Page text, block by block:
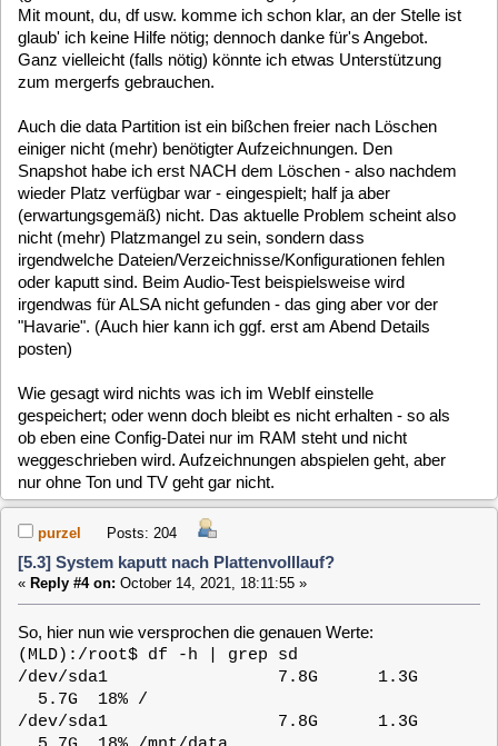
weggeschrieben wird. Aufzeichnungen abspielen geht, aber
nur ohne Ton und TV geht gar nicht.
purzel Posts: 204
[5.3] System kaputt nach Plattenvolllauf?
So, hier nun wie versprochen die genauen Werte:
(MLD):/root$ df -h | grep sd
/dev/sda1 7.8G 1.3G
5.7G 18% /
/dev/sda1 7.8G 1.3G
5.7G 18% /mnt/data
/dev/sda2 457.7G 421.2G
36.6G 92% /mnt/sda2
data:sda2 465.5G 422.4G
42.3G 91% /data
was bestimmt falsch ist. Sie hat den Zeitstempel vom Boot-
Zeitpunkt.
clausmuus Posts: 21462
[5.3] System kaputt nach Plattenvolllauf?
«Reply #5 on:October 14, 2021, 19:05:40 »
Ich sehe Das bei Dir sowohl die Root Partition als auch eine
Datenpartition für die Daten verwendet werden. Das ist eine
Kombination die mir nicht als Standard bekannt vorkommt.
Am besten gehst Du einmal in's Setup und entfernst das
möglich sein (ich kenne die MLD-5.3 nicht mehr so genau),
kannst Du in der /etc/fstab den Mergerfs Mount entfernen und
/dev/sda2 direkt nach /data mounten.
Um Deine defekten bzw. fehlenden Konfigurations Dateien
wieder herzustellen, kannst Du Dir diese aus einem älterem
Snapshot heraussuchen. Dafür musst Du die root partition so